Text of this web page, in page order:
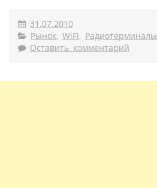
31.07.2010
Рынок, WiFi, Радиотерминалы
Оставить комментарий